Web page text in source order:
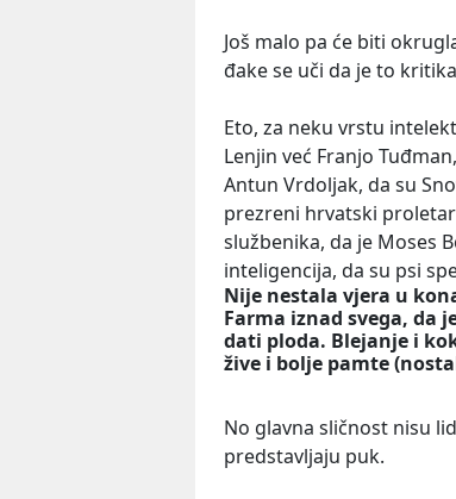
Još malo pa će biti
đake se uči da je to
Eto, za neku vrstu
Lenjin već Franjo
Antun Vrdoljak, da su
prezreni hrvatski
službenika, da je Moses
inteligencija, da su psi
Nije nestala vjera u
Farma iznad svega, da
dati ploda. Blejanje i
žive i bolje pamte
No glavna sličnost nisu
predstavljaju puk.